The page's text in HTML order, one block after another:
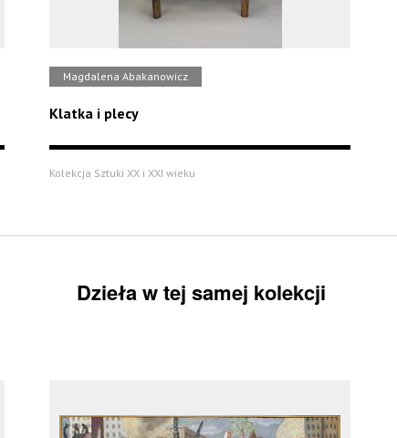
Magdalena Abakanowicz
Klatka i plecy
Kolekcja Sztuki XX i XXI wieku
Dzieła w tej samej kolekcji